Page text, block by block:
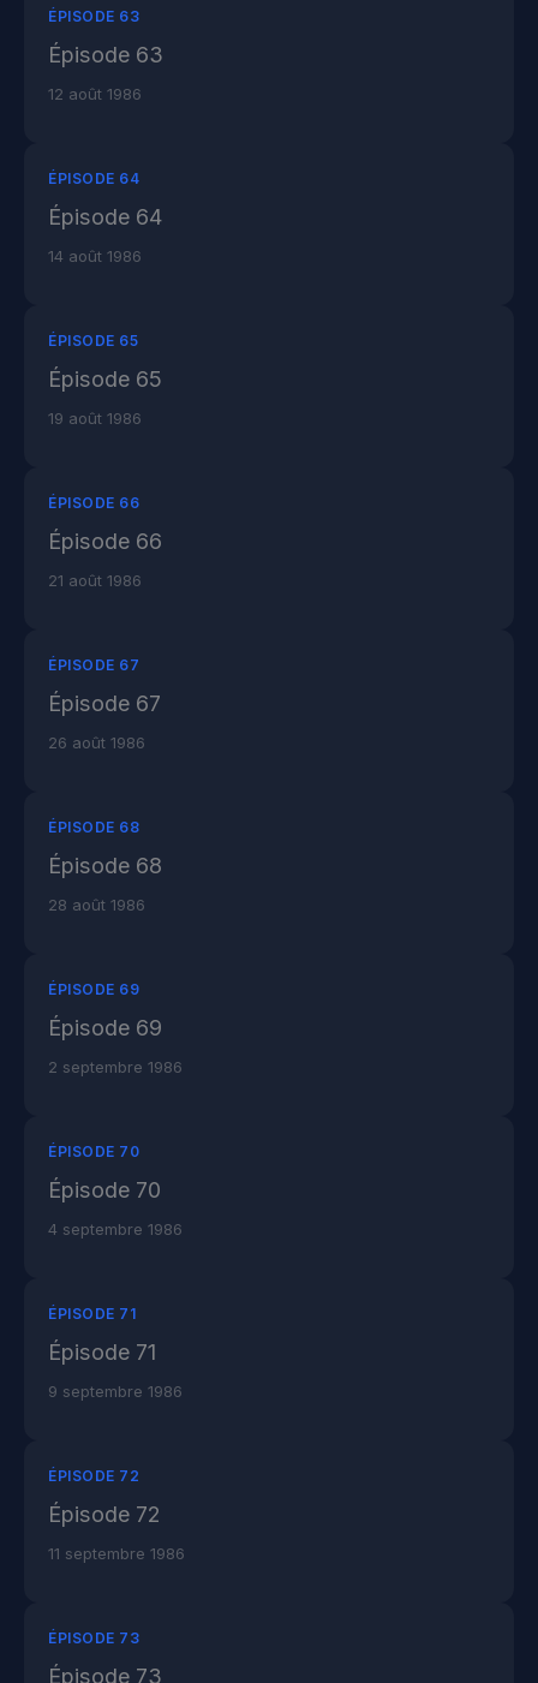
ÉPISODE 63
Épisode 63
12 août 1986
ÉPISODE 64
Épisode 64
14 août 1986
ÉPISODE 65
Épisode 65
19 août 1986
ÉPISODE 66
Épisode 66
21 août 1986
ÉPISODE 67
Épisode 67
26 août 1986
ÉPISODE 68
Épisode 68
28 août 1986
ÉPISODE 69
Épisode 69
2 septembre 1986
ÉPISODE 70
Épisode 70
4 septembre 1986
ÉPISODE 71
Épisode 71
9 septembre 1986
ÉPISODE 72
Épisode 72
11 septembre 1986
ÉPISODE 73
Épisode 73